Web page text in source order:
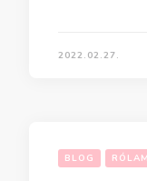
2022.02.27.
BLOG RÓLAM